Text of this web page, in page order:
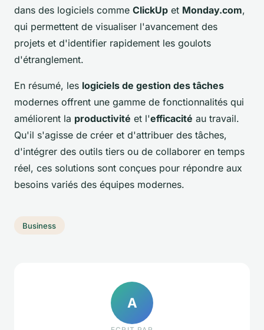
dans des logiciels comme ClickUp et Monday.com,
qui permettent de visualiser l'avancement des
projets et d'identifier rapidement les goulots
d'étranglement.
En résumé, les logiciels de gestion des tâches
modernes offrent une gamme de fonctionnalités qui
améliorent la productivité et l'efficacité au travail.
Qu'il s'agisse de créer et d'attribuer des tâches,
d'intégrer des outils tiers ou de collaborer en temps
réel, ces solutions sont conçues pour répondre aux
besoins variés des équipes modernes.
Business
A